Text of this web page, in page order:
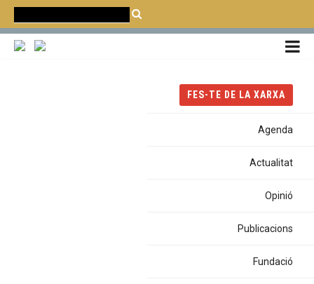
ENGLISH
FES-TE DE LA XARXA
Agenda
Actualitat
Opinió
Publicacions
Fundació